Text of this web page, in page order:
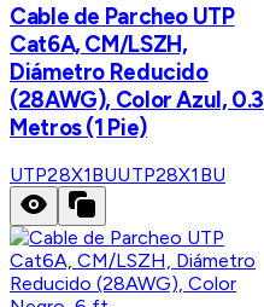
Cable de Parcheo UTP
Cat6A, CM/LSZH,
Diámetro Reducido
(28AWG), Color Azul, 0.3
Metros (1 Pie)
UTP28X1BUUTP28X1BU